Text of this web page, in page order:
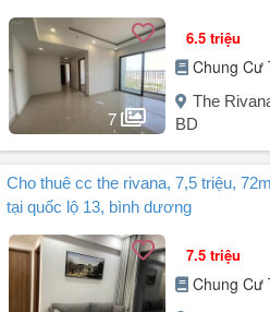
- Hỗ trợ thương lượng nội thất theo
Vị trí căn hộ: Mặt tiền Quốc Lộ 13,
+ 1PN 1WC diện tích 52m²: Giá 5tr5/
- Hỗ trợ và hướng dẫn thông tin từ A -
- Tư vấn nhiệt tình, thông tin chính xác
- Làm việc trực tiếp chính chủ, hợp
Tiện ích ...
7
6.5 triệu
Chung Cư
The
BD
Người đăng: Trần Văn Hào(2 tin
Căn hộ CC The Rivana nằm ở Quốc
2PN, 2WC DT: 72m², Giá: 6,5 triệu/
Cho thuê cc the rivana, 7,5 triệu,
tại quốc lộ 13, bình dương
7.5 triệu
Chung Cư